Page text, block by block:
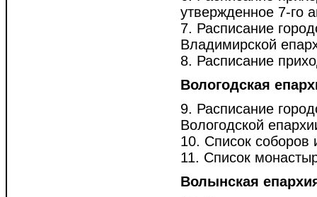
утвержденное 7-го
7. Расписание
Владимирской
8. Расписание
Вологодская
9. Расписание
Вологодской
10. Список соборов
11. Список
Волынская